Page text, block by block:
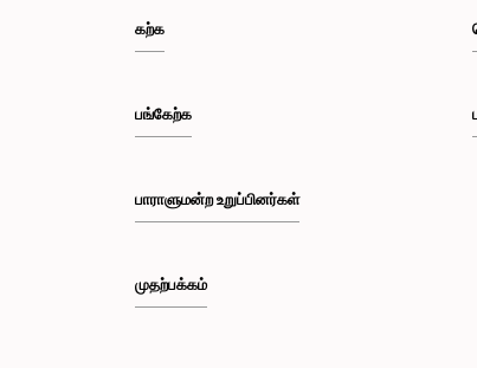
கற்க
பங்கேற்க
பாராளுமன்ற உறுப்பினர்கள்
முதற்பக்கம்